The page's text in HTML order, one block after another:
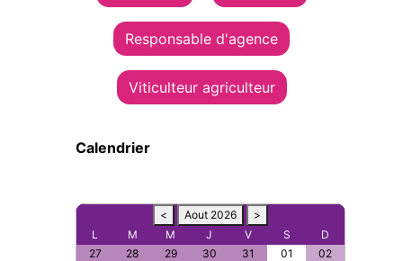
Responsable d'agence
Viticulteur agriculteur
Calendrier
< Aout 2026
>
L
M M J V S
D
27
28 29 30 31 01
02